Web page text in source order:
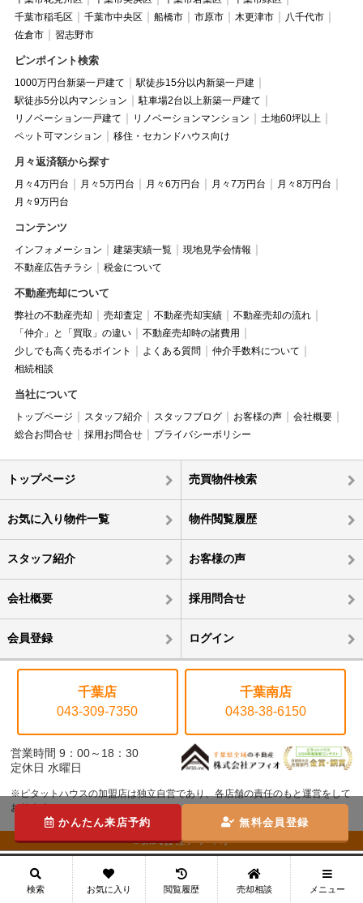
千葉市稲毛区
千葉市中央区 船橋市 市原市 木更津市
八千代市
佐倉市
習志野市
ピンポイント検索
1000万円台新築一戸建て
駅徒歩15分以内新築一戸建
駅徒歩5分以内マンション
駐車場2台以上新築一戸建て
リノベーション一戸建て
リノベーションマンション
土地60坪以上
ペット可マンション
移住・セカンドハウス向け
月々返済額から探す
月々4万円台 月々5万円台 月々6万円台 月々7万円台
月々8万円台
月々9万円台
コンテンツ
インフォメーション 建築実績一覧
現地見学会情報
不動産広告チラシ
税金について
不動産売却について
弊社の不動産売却 売却査定 不動産売却実績
不動産売却の流れ
「仲介」と「買取」の違い
不動産売却時の諸費用
少しでも高く売るポイント
よくある質問
仲介手数料について
相続相談
当社について
トップページ スタッフ紹介 スタッフブログ お客様の声
会社概要
総合お問合せ
採用お問合せ プライバシーポリシー
トップページ 売買物件検索
お気に入り物件一覧 物件閲覧履歴
スタッフ紹介 お客様の声
会社概要 採用問合せ
会員登録 ログイン
千葉店
043-309-7350
千葉南店
0438-38-6150
営業時間 9：00～18：30
定休日 水曜日
※ピタットハウスの加盟店は独立自営であり、各店舗の責任のもと運営をして
おります。
©株式会社アフィオ
かんたん来店予約 無料会員登録
検索 お気に入り 閲覧履歴 売却相談 メニュー